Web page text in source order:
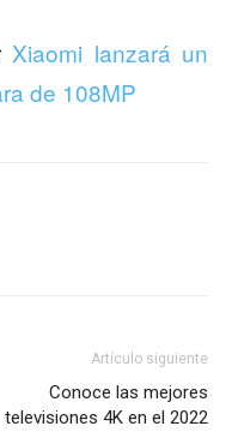
Xiaomi lanzará un
de 108MP
Artículo siguiente
Conoce las mejores
televisiones 4K en el 2022